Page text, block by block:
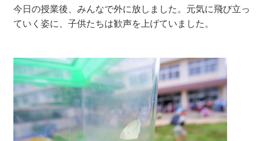
今日の授業後、みんなで外に放しました。元気に飛び立っ
ていく姿に、子供たちは歓声を上げていました。